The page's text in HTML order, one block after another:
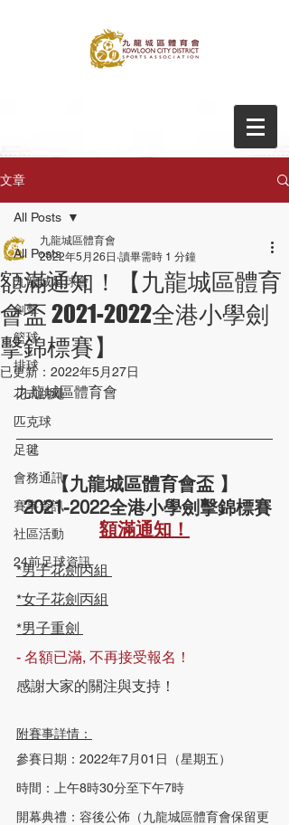
文章
All Posts
九龍城足球會
劍擊
籃球
排球
花式跳繩
匹克球
足毽
會務通訊
賽事資訊
社區活動
24前足球資訊
All Posts
額滿通知！【九龍城區體育
會盃 2021-2022全港小學劍
擊錦標賽】
九龍城區體育會
2022年5月26日 讀畢需時 1 分鐘
已更新： 2022年5月27日
九龍城區體育會
【九龍城區體育會盃 】
2021-2022全港小學劍擊錦標賽
額滿通知！
*男子花劍丙組
*女子花劍丙組
*男子重劍
- 名額已滿, 不再接受報名！
感謝大家的關注與支持！
附賽事詳情：
參賽日期：2022年7月01日（星期五）
時間：上午8時30分至下午7時
開幕典禮：容後公佈（九龍城區體育會保留更